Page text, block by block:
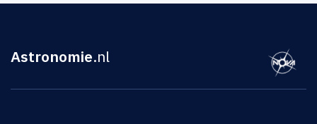
Astronomie.nl